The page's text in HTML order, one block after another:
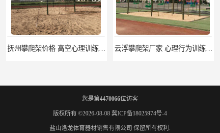
濮阳攀爬架价格 训练攀爬架 批发价格
您是第4470066位访客
版权所有 ©2026-08-08 冀ICP备18025974号-4
盐山洛龙体育器材销售有限公司 保留所有权利.